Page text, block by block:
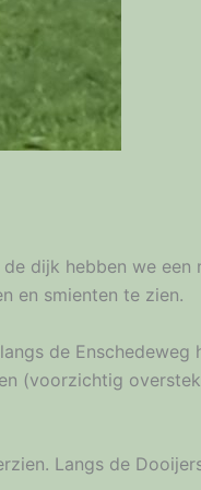
dijk hebben we
en smienten te zien.
de
(voorzichtig
Langs de